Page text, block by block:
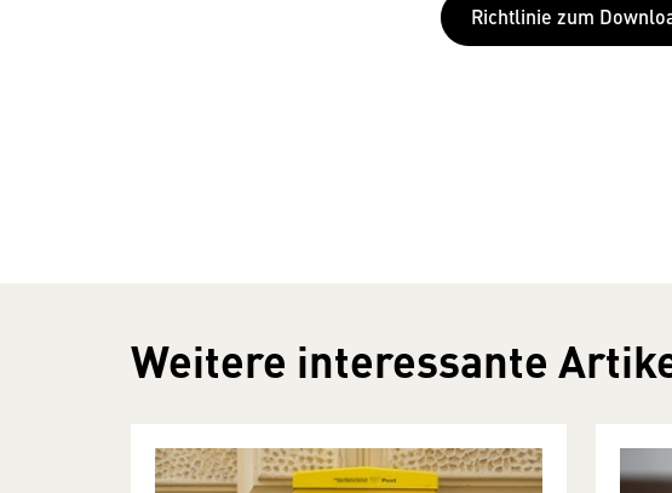
Richtlinie zum
Weitere interessante